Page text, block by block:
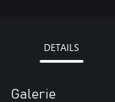
DETAILS
Galerie